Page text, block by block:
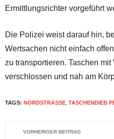
Ermittlungsrichter vorgeführt
Die Polizei weist darauf hin,
Wertsachen nicht einfach
zu transportieren. Taschen
verschlossen und nah am
TAGS: NORDSTRASSE TASCHENDIEB
VORHERIGER BEITRAG